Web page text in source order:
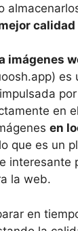
imágenes
es
en
en
que es un
interesante
la web.
en